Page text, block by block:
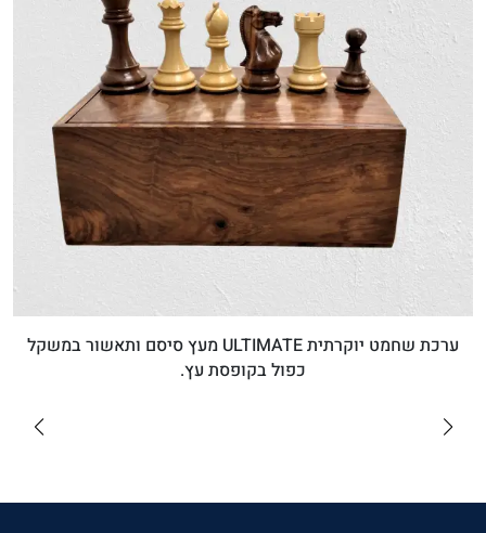
ערכת שחמט יוקרתית ULTIMATE מעץ סיסם ותאשור במשקל
כפול בקופסת עץ.